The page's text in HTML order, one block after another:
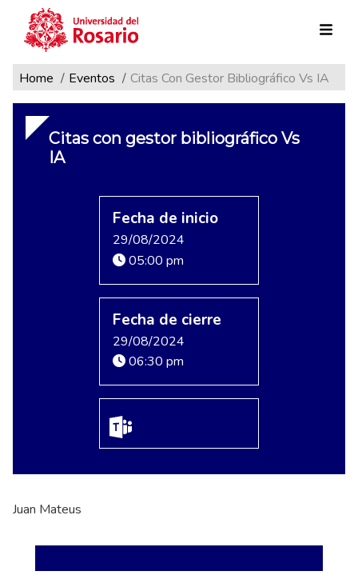
Pasar al contenido principal
Ruta de navegación
Home Eventos Citas Con Gestor Bibliográfico Vs IA
Citas con gestor bibliográfico Vs
IA
Fecha de inicio
29/08/2024
05:00 pm
Fecha de cierre
29/08/2024
06:30 pm
Juan Mateus